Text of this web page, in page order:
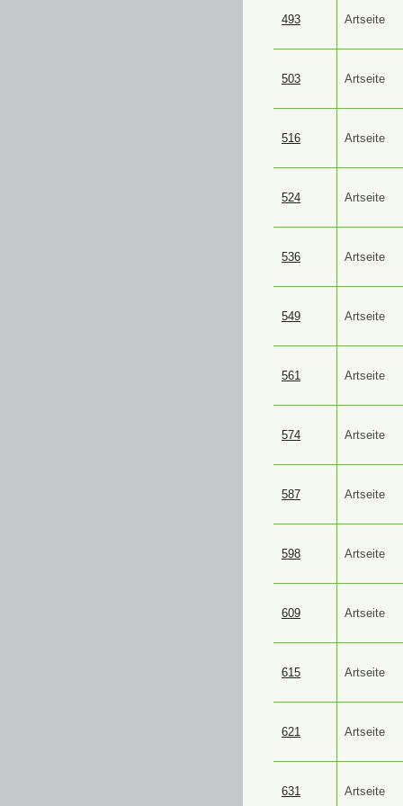
493 Artseite
503 Artseite
516 Artseite
524 Artseite
536 Artseite
549 Artseite
561 Artseite
574 Artseite
587 Artseite
598 Artseite
609 Artseite
615 Artseite
621 Artseite
631 Artseite